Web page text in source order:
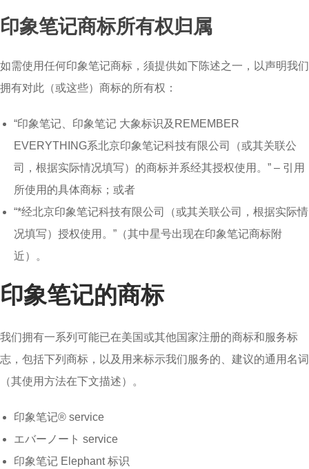
印象笔记商标所有权归属
如需使用任何印象笔记商标，须提供如下陈述之一，以声明我们
拥有对此（或这些）商标的所有权：
“印象笔记、印象笔记 大象标识及REMEMBER
EVERYTHING系北京印象笔记科技有限公司（或其关联公
司，根据实际情况填写）的商标并系经其授权使用。” – 引用
所使用的具体商标；或者
“*经北京印象笔记科技有限公司（或其关联公司，根据实际情
况填写）授权使用。”（其中星号出现在印象笔记商标附
近）。
印象笔记的商标
我们拥有一系列可能已在美国或其他国家注册的商标和服务标
志，包括下列商标，以及用来标示我们服务的、建议的通用名词
（其使用方法在下文描述）。
印象笔记® service
エバーノート service
印象笔记 Elephant 标识